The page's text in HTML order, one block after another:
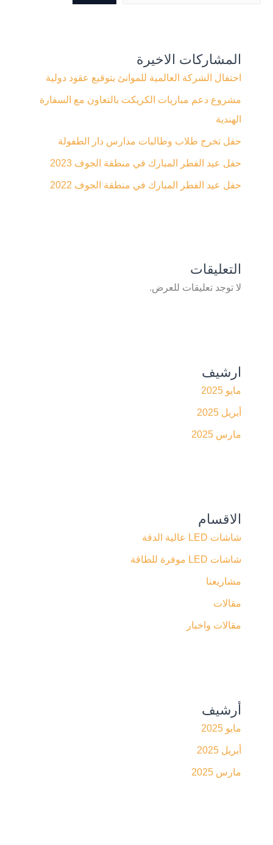
المشاركات الاخيرة
احتفال الشركة العالمية للموانئ بتوقيع عقود دولية
مشروع دعم مباريات الكريكت بالتعاون مع السفارة
الهندية
حفل تخرج طلاب وطالبات مدارس دار الطفولة
حفل عيد الفطر المبارك في منطقة الجوف 2023
حفل عيد الفطر المبارك في منطقة الجوف 2022
التعليقات
لا توجد تعليقات للعرض.
ارشيف
مايو 2025
أبريل 2025
مارس 2025
الاقسام
شاشات LED عالية الدقة
شاشات LED موفرة للطاقة
مشاريعنا
مقالات
مقالات واخبار
أرشيف
مايو 2025
أبريل 2025
مارس 2025